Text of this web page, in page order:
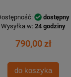
dostępny
Wysyłka w: 24 godziny
790,00 zł
do koszyka